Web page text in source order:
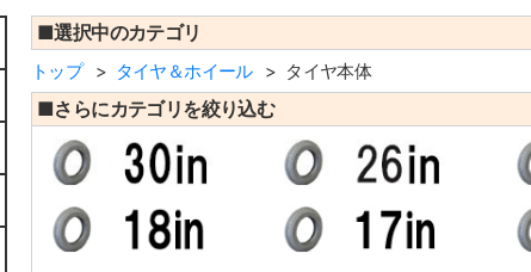
■選択中のカテゴリ
トップ タイヤ＆ホイール タイヤ本体
■さらにカテゴリを絞り込む